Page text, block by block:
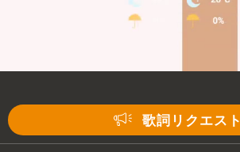
歌詞リクエスト